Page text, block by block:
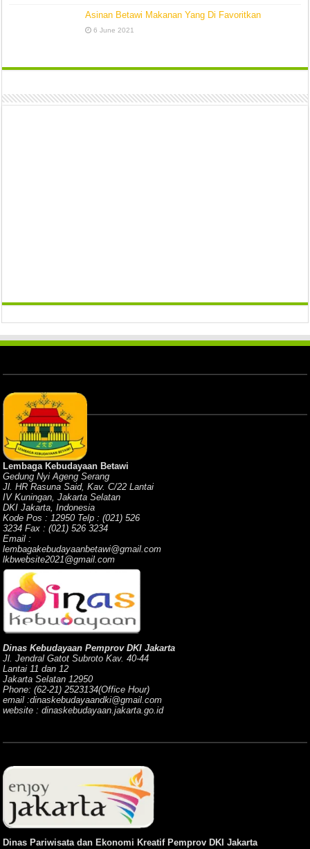
Asinan Betawi Makanan Yang Di Favoritkan
6 June 2021
Lembaga Kebudayaan Betawi
Gedung Nyi Ageng Serang
Jl. HR Rasuna Said, Kav. C/22 Lantai
IV Kuningan, Jakarta Selatan
DKI Jakarta, Indonesia
Kode Pos : 12950 Telp : (021) 526
3234 Fax : (021) 526 3234
Email :
lembagakebudayaanbetawi@gmail.com
lkbwebsite2021@gmail.com
Dinas Kebudayaan Pemprov DKI Jakarta
Jl. Jendral Gatot Subroto Kav. 40-44
Lantai 11 dan 12
Jakarta Selatan 12950
Phone: (62-21) 2523134(Office Hour)
email :dinaskebudayaandki@gmail.com
website : dinaskebudayaan.jakarta.go.id
Dinas Pariwisata dan Ekonomi Kreatif Pemprov DKI Jakarta